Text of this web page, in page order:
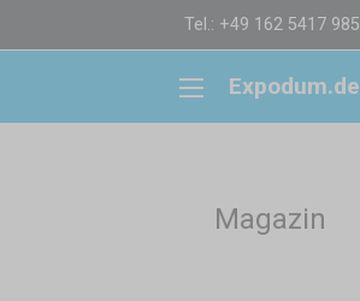
Tel.: +49 162 5417 985
Expodum.de
Magazin